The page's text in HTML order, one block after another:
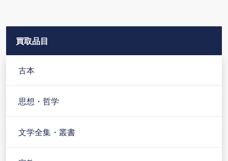
買取品目
古本
思想・哲学
文学全集・叢書